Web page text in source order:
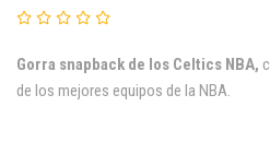
Gorra snapback de los Celtics NBA, c
de los mejores equipos de la NBA.